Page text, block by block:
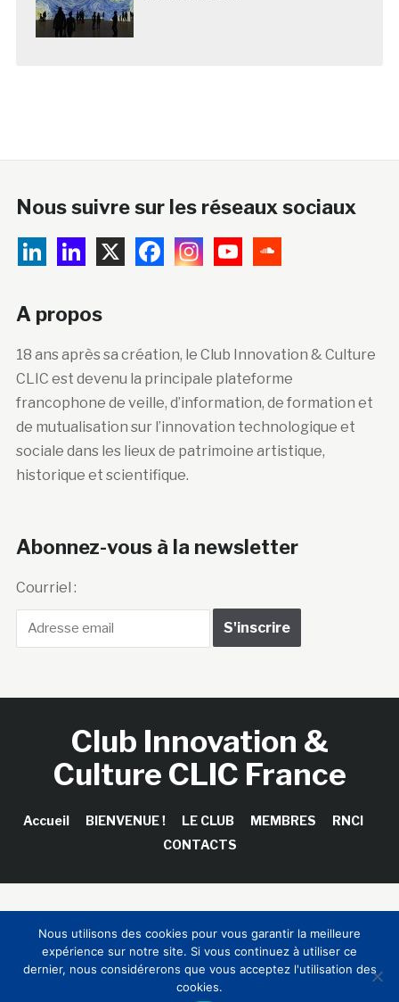
Nous suivre sur les réseaux sociaux
A propos
18 ans après sa création, le Club Innovation & Culture
CLIC est devenu la principale plateforme
francophone de veille, d’information, de formation et
de mutualisation sur l’innovation technologique et
sociale dans les lieux de patrimoine artistique,
historique et scientifique.
Abonnez-vous à la newsletter
Courriel :
Club Innovation &
Culture CLIC France
Accueil BIENVENUE ! LE CLUB MEMBRES
RNCI
CONTACTS
Sinapses Conseils
Nous utilisons des cookies pour vous garantir la meilleure
expérience sur notre site. Si vous continuez à utiliser ce
dernier, nous considérerons que vous acceptez l'utilisation des
cookies.